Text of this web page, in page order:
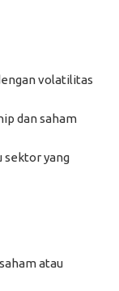
volatilitas
dan saham
sektor yang
atau